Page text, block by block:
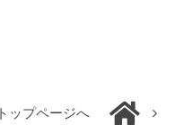
トップページへ